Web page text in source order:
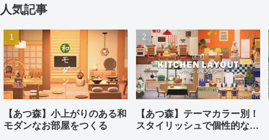
人気記事
【あつ森】小上がりのある和
モダンなお部屋をつくる
【あつ森】テーマカラー別！
スタイリッシュで個性的なキ